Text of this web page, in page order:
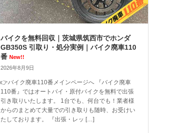
バイクを無料回収｜茨城県筑西市でホンダ
GB350S 引取り・処分実例｜バイク廃車110
番 New!!
2026年8月9日
👉バイク廃車110番メインページへ 『バイク廃車
110番』ではオートバイ・原付バイクを無料で出張
引き取りいたします。 1台でも、何台でも！業者様
からのまとめて大量での引き取りも随時、お受けい
たしております。 『出張・レッ […]